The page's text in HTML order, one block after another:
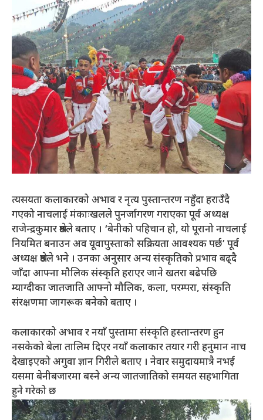
त्यसयता कलाकारको अभाव र नृत्य पुस्तान्तरण नहुँदा हराउँदै
गएको नाचलाई मंकाःखलले पुनर्जागरण गराएका पूर्व अध्यक्ष
राजेन्द्रकुमार श्रेष्ठले बताए । ‘बेनीको पहिचान हो, यो पूरानो नाचलाई
नियमित बनाउन अव यूवापुस्ताको सक्रियता आवश्यक पर्छ’ पूर्व
अध्यक्ष श्रेष्ठले भने । उनका अनुसार अन्य संस्कृतिको प्रभाव बढ्दै
जाँदा आफ्ना मौलिक संस्कृति हराएर जाने खतरा बढेपछि
म्याग्दीका जातजाति आफ्नो मौलिक, कला, परम्परा, संस्कृति
संरक्षणमा जागरूक बनेको बताए ।
कलाकारको अभाव र नयाँ पुस्तामा संस्कृति हस्तान्तरण हुन
नसकेको बेला तालिम दिएर नयाँ कलाकार तयार गरी हनुमान नाच
देखाइएको अगुवा ज्ञान गिरीले बताए । नेवार समुदायमात्रै नभई
यसमा बेनीबजारमा बस्ने अन्य जातजातिको समयत सहभागिता
हुने गरेको छ